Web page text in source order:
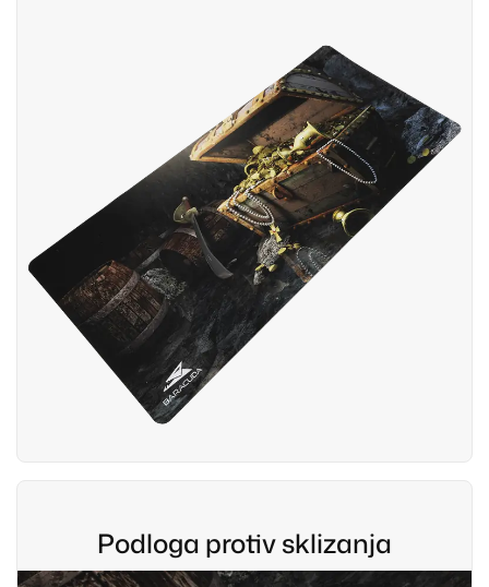
Podloga protiv sklizanja